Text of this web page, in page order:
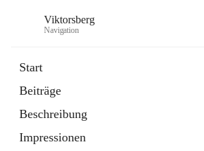
Viktorsberg
Navigation
Start
Beiträge
Beschreibung
Impressionen
1 Schnellzugriff
Bürgerservice